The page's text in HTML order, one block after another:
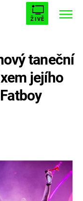
ŽIVĚ
taneční
jejího